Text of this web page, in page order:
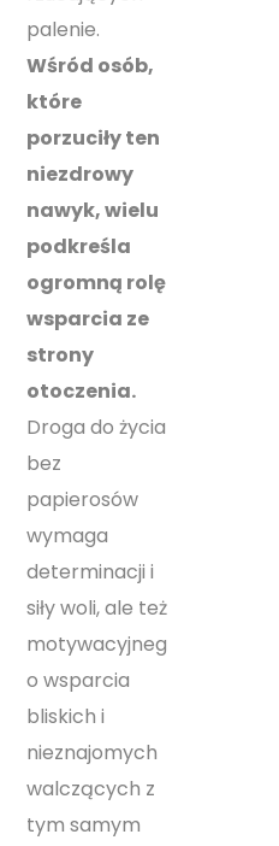
palenie.
Wśród osób,
które
porzuciły ten
niezdrowy
nawyk, wielu
podkreśla
ogromną rolę
wsparcia ze
strony
otoczenia.
Droga do życia
bez
papierosów
wymaga
determinacji i
siły woli, ale też
motywacyjneg
o wsparcia
bliskich i
nieznajomych
walczących z
tym samym